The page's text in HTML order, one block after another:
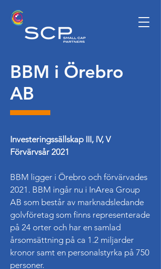
BBM i Örebro
AB
Investeringssällskap III, IV, V
Förvärvsår 2021
BBM ligger i Örebro och förvärvades
2021. BBM ingår nu i InArea Group
AB som består av marknadsledande
golvföretag som finns representerade
på 24 orter och har en samlad
årsomsättning på ca 1.2 miljarder
kronor samt en personalstyrka på 750
personer.